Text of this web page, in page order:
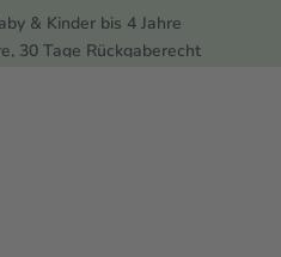
& Kinder bis 4 Jahre
30 Tage Rückgaberecht